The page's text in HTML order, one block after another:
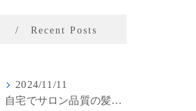
Recent Posts
2024/11/11
自宅でサロン品質の髪質改善！LINKSオリジナル「THE RaDIXシャンプー＆トリートメント」のご紹介